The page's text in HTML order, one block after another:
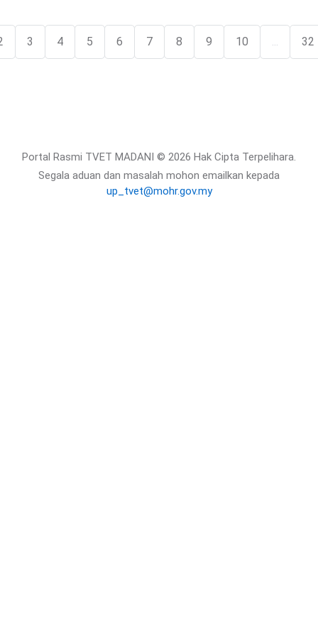
3 4 5 6 7 8 9 10 32
Portal Rasmi TVET MADANI © 2026 Hak Cipta Terpelihara.
Segala aduan dan masalah mohon emailkan kepada
up_tvet@mohr.gov.my